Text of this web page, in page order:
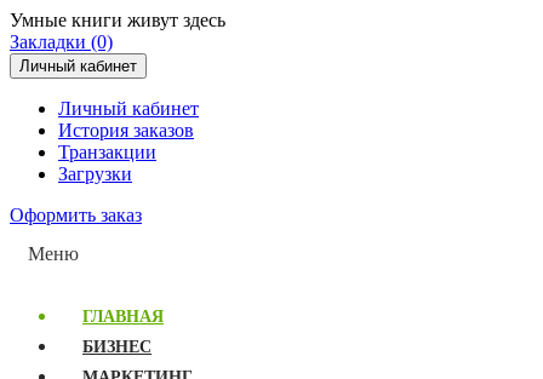
Умные книги живут здесь
Закладки (0)
Личный кабинет
Личный кабинет
История заказов
Транзакции
Загрузки
Оформить заказ
Меню
ГЛАВНАЯ
БИЗНЕС